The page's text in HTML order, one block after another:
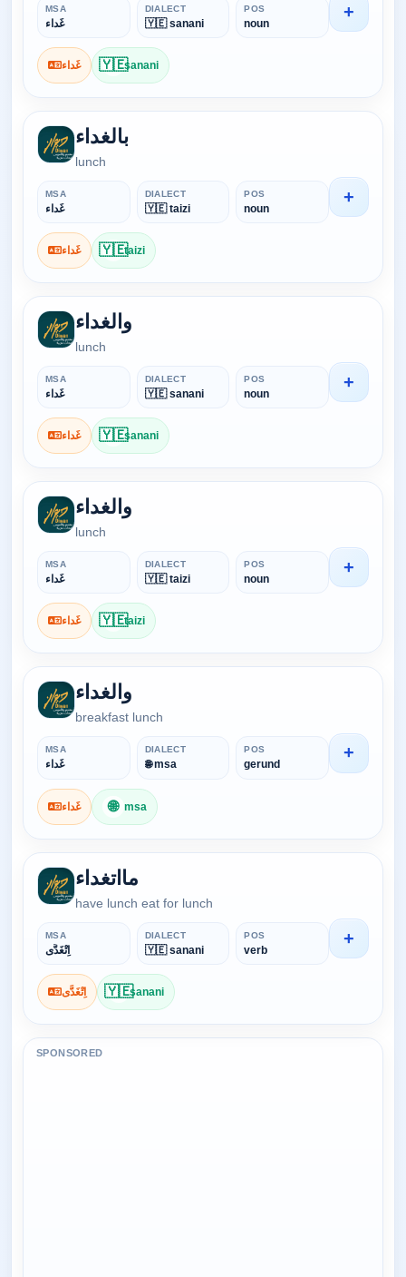
MSA
غَداء
DIALECT
🇾🇪 sanani
POS
noun
غَداء 🇾🇪sanani
+
بالغداء
lunch
MSA
غَداء
DIALECT
🇾🇪 taizi
POS
noun
غَداء 🇾🇪taizi
+
والغداء
lunch
MSA
غَداء
DIALECT
🇾🇪 sanani
POS
noun
غَداء 🇾🇪sanani
+
والغداء
lunch
MSA
غَداء
DIALECT
🇾🇪 taizi
POS
noun
غَداء 🇾🇪taizi
+
والغداء
breakfast lunch
MSA
غَداء
DIALECT
🌐 msa
POS
gerund
غَداء 🌐 msa
+
مااتغداء
have lunch eat for lunch
MSA
اِتْغَدَّى
DIALECT
🇾🇪 sanani
POS
verb
اِتْغَدَّى 🇾🇪sanani
+
SPONSORED